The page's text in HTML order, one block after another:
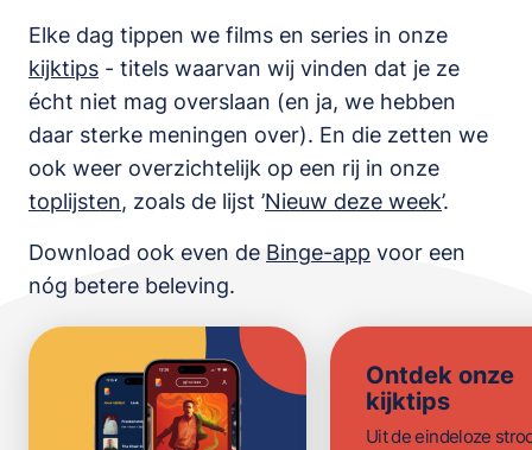
Elke dag tippen we films en series in onze
kijktips - titels waarvan wij vinden dat je ze
écht niet mag overslaan (en ja, we hebben
daar sterke meningen over). En die zetten we
ook weer overzichtelijk op een rij in onze
toplijsten, zoals de lijst ’Nieuw deze week’.
Download ook even de Binge-app voor een
nóg betere beleving.
Ontdek onze
kijktips
Uit de eindeloze